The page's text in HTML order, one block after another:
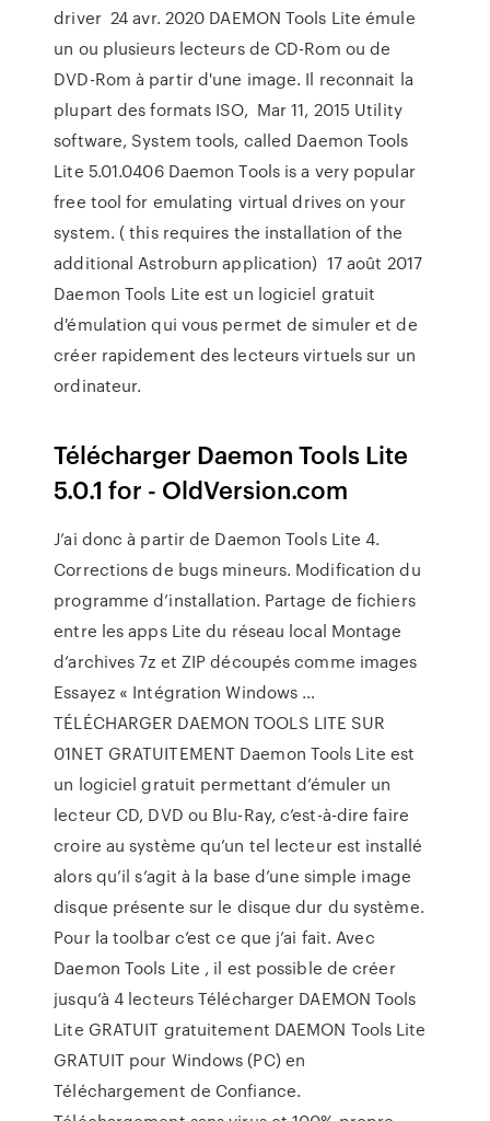
driver 24 avr. 2020 DAEMON Tools Lite émule
un ou plusieurs lecteurs de CD-Rom ou de
DVD-Rom à partir d'une image. Il reconnait la
plupart des formats ISO, Mar 11, 2015 Utility
software, System tools, called Daemon Tools
Lite 5.01.0406 Daemon Tools is a very popular
free tool for emulating virtual drives on your
system. ( this requires the installation of the
additional Astroburn application) 17 août 2017
Daemon Tools Lite est un logiciel gratuit
d'émulation qui vous permet de simuler et de
créer rapidement des lecteurs virtuels sur un
ordinateur.
Télécharger Daemon Tools Lite
5.0.1 for - OldVersion.com
J’ai donc à partir de Daemon Tools Lite 4.
Corrections de bugs mineurs. Modification du
programme d’installation. Partage de fichiers
entre les apps Lite du réseau local Montage
d’archives 7z et ZIP découpés comme images
Essayez « Intégration Windows …
TÉLÉCHARGER DAEMON TOOLS LITE SUR
01NET GRATUITEMENT Daemon Tools Lite est
un logiciel gratuit permettant d’émuler un
lecteur CD, DVD ou Blu-Ray, c’est-à-dire faire
croire au système qu’un tel lecteur est installé
alors qu’il s’agit à la base d’une simple image
disque présente sur le disque dur du système.
Pour la toolbar c’est ce que j’ai fait. Avec
Daemon Tools Lite , il est possible de créer
jusqu’à 4 lecteurs Télécharger DAEMON Tools
Lite GRATUIT gratuitement DAEMON Tools Lite
GRATUIT pour Windows (PC) en
Téléchargement de Confiance.